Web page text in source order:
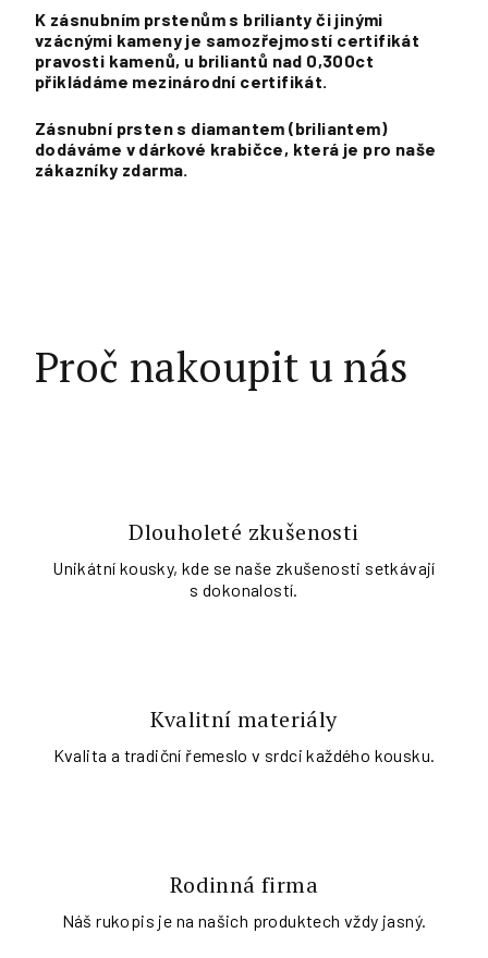
K zásnubním prstenům s brilianty či jinými
vzácnými kameny je samozřejmostí certifikát
pravosti kamenů, u briliantů nad 0,300ct
přikládáme mezinárodní certifikát.
Zásnubní prsten s diamantem (briliantem)
dodáváme v dárkové krabičce, která je pro naše
zákazníky zdarma.
Proč nakoupit u nás
Dlouholeté zkušenosti
Unikátní kousky, kde se naše zkušenosti setkávají
s dokonalostí.
Kvalitní materiály
Kvalita a tradiční řemeslo v srdci každého kousku.
Rodinná firma
Náš rukopis je na našich produktech vždy jasný.